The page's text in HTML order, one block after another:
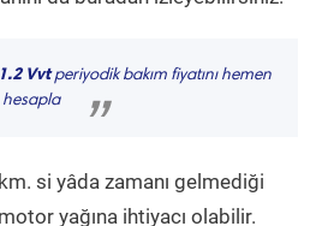
Vvtperiyodik bakım fiyatını hemen
hesapla
”
si yâda zamanı gelmediği
yağına ihtiyacı olabilir.